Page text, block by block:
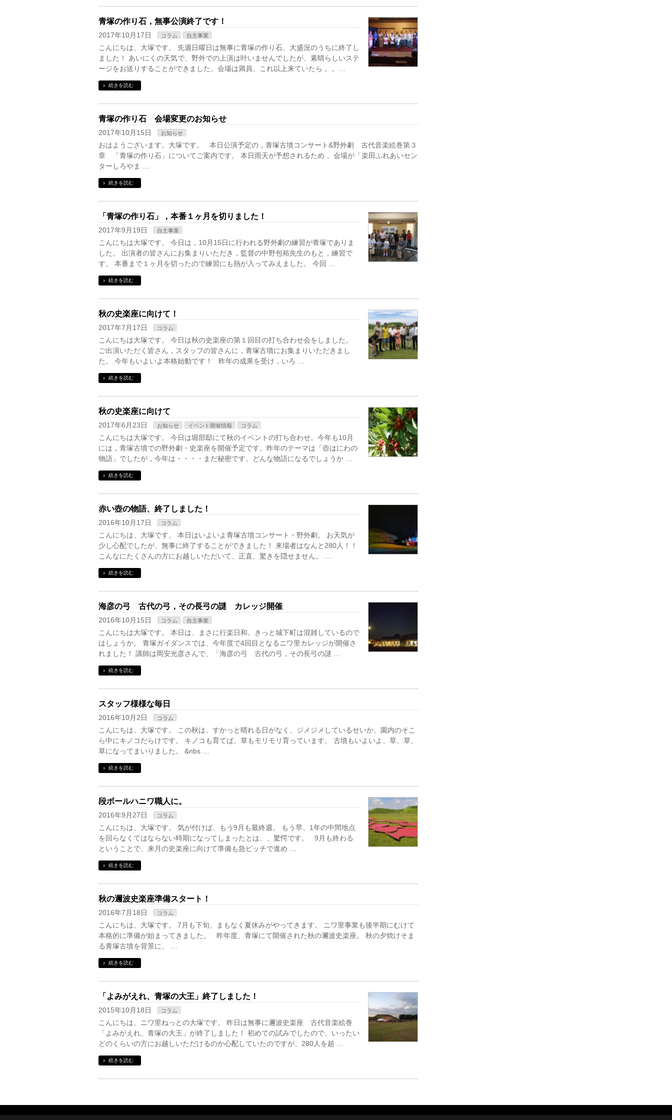
青塚の作り石，無事公演終了です！
2017年10月17日 コラム 自主事業
こんにちは、大塚です。 先週日曜日は無事に青塚の作り石、大盛況のうちに終了し
ました！ あいにくの天気で、野外での上演は叶いませんでしたが、素晴らしいステ
ージをお送りすることができました。会場は満員、これ以上来ていたら，， …
続きを読む
青塚の作り石 会場変更のお知らせ
2017年10月15日 お知らせ
おはようございます。大塚です。 本日公演予定の，青塚古墳コンサート&野外劇 古代音楽絵巻第３
章 「青塚の作り石」についてご案内です。 本日雨天が予想されるため， 会場が「楽田ふれあいセン
ターしろやま …
続きを読む
「青塚の作り石」，本番１ヶ月を切りました！
2017年9月19日 自主事業
こんにちは大塚です。 今日は，10月15日に行われる野外劇の練習が青塚でありま
した。 出演者の皆さんにお集まりいただき，監督の中野包裕先生のもと，練習で
す。 本番まで１ヶ月を切ったので練習にも熱が入ってみえました。 今回 …
続きを読む
秋の史楽座に向けて！
2017年7月17日 コラム
こんにちは大塚です。 今日は秋の史楽座の第１回目の打ち合わせ会をしました。
ご出演いただく皆さん，スタッフの皆さんに，青塚古墳にお集まりいただきまし
た。 今年もいよいよ本格始動です！ 昨年の成果を受け，いろ …
続きを読む
秋の史楽座に向けて
2017年6月23日 お知らせ イベント開催情報 コラム
こんにちは大塚です。 今日は堀部邸にて秋のイベントの打ち合わせ。今年も10月
には，青塚古墳での野外劇・史楽座を開催予定です。昨年のテーマは「壺はにわの
物語」でしたが，今年は・・・・まだ秘密です。どんな物語になるでしょうか …
続きを読む
赤い壺の物語、終了しました！
2016年10月17日 コラム
こんにちは、大塚です。 本日はいよいよ青塚古墳コンサート・野外劇。 お天気が
少し心配でしたが、無事に終了することができました！ 来場者はなんと280人！！
こんなにたくさんの方にお越しいただいて、正直、驚きを隠せません。 …
続きを読む
海彦の弓 古代の弓，その長弓の謎 カレッジ開催
2016年10月15日 コラム 自主事業
こんにちは大塚です。 本日は、まさに行楽日和。きっと城下町は混雑しているので
はしょうか。 青塚ガイダンスでは、今年度で4回目となるニワ里カレッジが開催さ
れました！ 講師は岡安光彦さんで、「海彦の弓 古代の弓，その長弓の謎 …
続きを読む
スタッフ様様な毎日
2016年10月2日 コラム
こんにちは、大塚です。 この秋は、すかっと晴れる日がなく、ジメジメしているせいか、園内のそこ
ら中にキノコだらけです。 キノコも育てば、草もモリモリ育っています。 古墳もいよいよ、草、草、
草になってまいりました。 &nbs …
続きを読む
段ボールハニワ職人に。
2016年9月27日 コラム
こんにちは、大塚です。 気が付けば、もう9月も最終週。 もう早、1年の中間地点
を回らなくてはならない時期になってしまったとは、、驚愕です。 9月も終わる
ということで、来月の史楽座に向けて準備も急ピッチで進め …
続きを読む
秋の邇波史楽座準備スタート！
2016年7月18日 コラム
こんにちは、大塚です。 7月も下旬、まもなく夏休みがやってきます。 ニワ里事業も後半期にむけて
本格的に準備が始まってきました。 昨年度、青塚にて開催された秋の邇波史楽座。 秋の夕焼けそま
る青塚古墳を背景に、 …
続きを読む
「よみがえれ、青塚の大王」終了しました！
2015年10月18日 コラム
こんにちは、ニワ里ねっとの大塚です。 昨日は無事に邇波史楽座 古代音楽絵巻
「よみがえれ、青塚の大王」が終了しました！ 初めての試みでしたので、いったい
どのくらいの方にお越しいただけるのか心配していたのですが、280人を超 …
続きを読む